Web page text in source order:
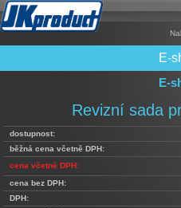
E-
CNG
Elektronika
Filtry +
LPG
Mixy +
Multiventily
Rámy
Řídící
Sady +
Trubky
E-
Revizní sada
dostupnost:
běžná cena včetně DPH:
cena včetně DPH:
cena bez DPH:
DPH: